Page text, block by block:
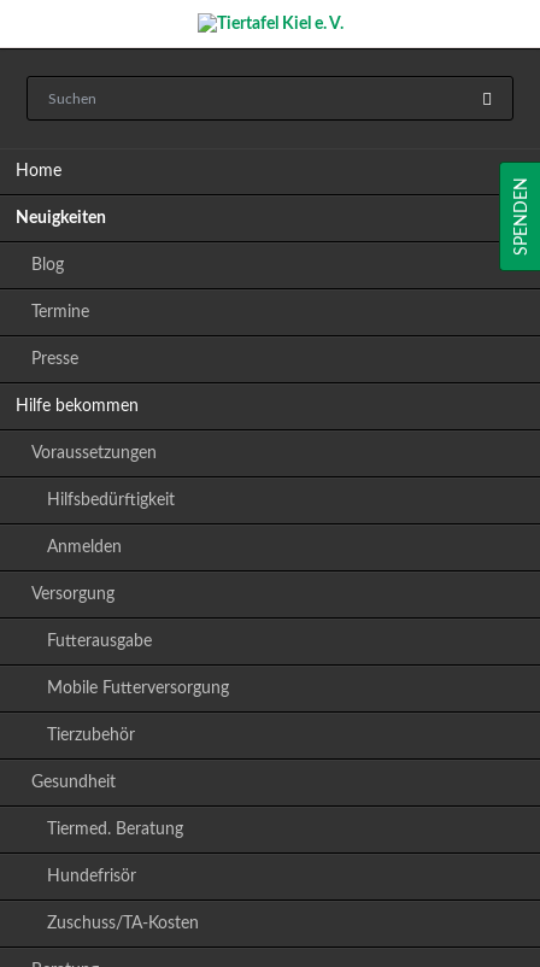
Home
Neuigkeiten
Blog
Termine
Presse
Hilfe bekommen
Voraussetzungen
Hilfsbedürftigkeit
Anmelden
Versorgung
Futterausgabe
Mobile Futterversorgung
Tierzubehör
Gesundheit
Tiermed. Beratung
Hundefrisör
Zuschuss/TA-Kosten
SPENDEN